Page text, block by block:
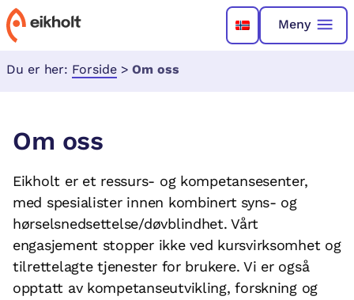
Meny
Du er her: Forside > Om oss
Om oss
Eikholt er et ressurs- og kompetansesenter,
med spesialister innen kombinert syns- og
hørselsnedsettelse/døvblindhet. Vårt
engasjement stopper ikke ved kursvirksomhet og
tilrettelagte tjenester for brukere. Vi er også
opptatt av kompetanseutvikling, forskning og